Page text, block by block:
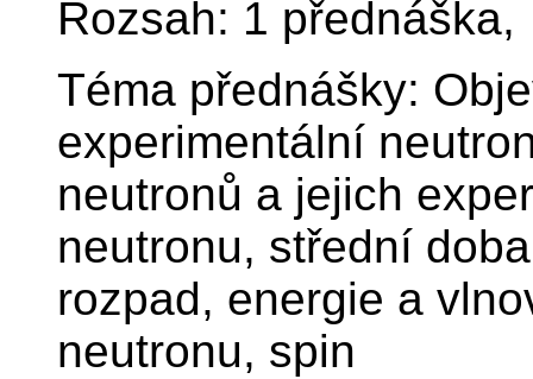
Rozsah: 1 přednáška,
Téma přednášky:
experimentální
neutronů a jejich
neutronu, střední
rozpad, energie a
neutronu, spin